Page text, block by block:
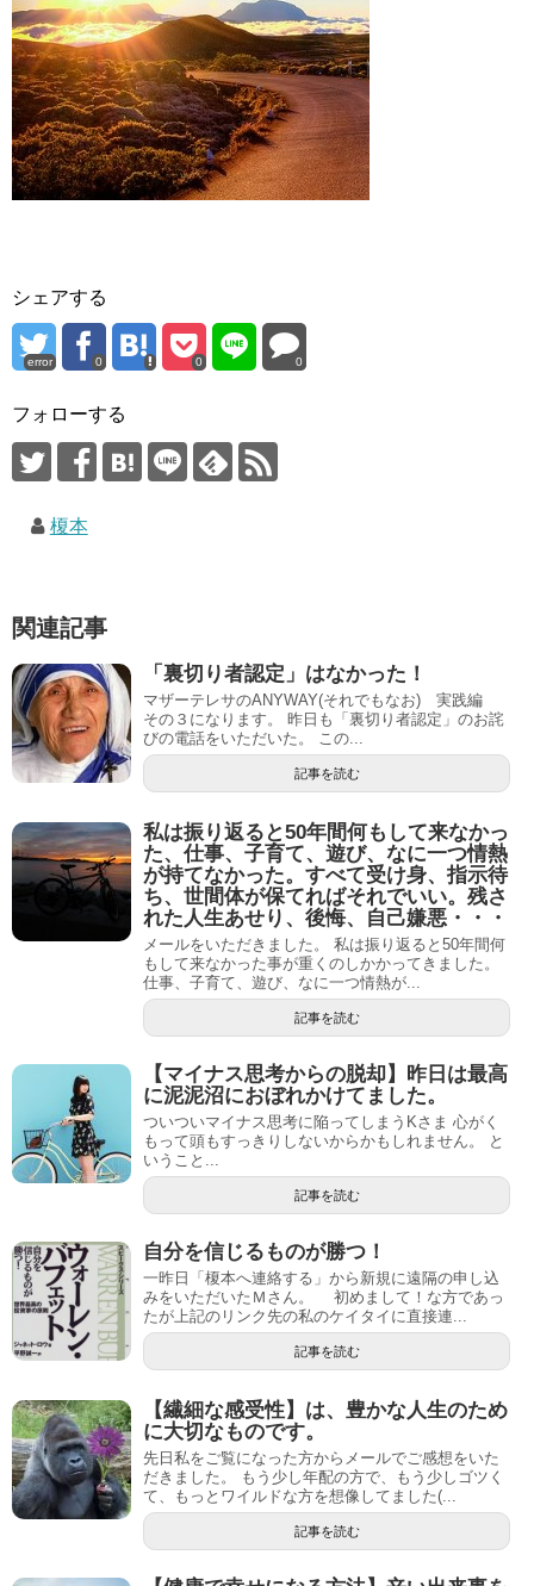
シェアする
error 0 0 0
フォローする
榎本
関連記事
「裏切り者認定」はなかった！
マザーテレサのANYWAY(それでもなお) 実践編
その３になります。 昨日も「裏切り者認定」のお詫
びの電話をいただいた。 この...
記事を読む
私は振り返ると50年間何もして来なかっ
た、仕事、子育て、遊び、なに一つ情熱
が持てなかった。すべて受け身、指示待
ち、世間体が保てればそれでいい。残さ
れた人生あせり、後悔、自己嫌悪・・・
メールをいただきました。 私は振り返ると50年間何
もして来なかった事が重くのしかかってきました。
仕事、子育て、遊び、なに一つ情熱が...
記事を読む
【マイナス思考からの脱却】昨日は最高
に泥泥沼におぼれかけてました。
ついついマイナス思考に陥ってしまうKさま 心がく
もって頭もすっきりしないからかもしれません。 と
いうこと...
記事を読む
自分を信じるものが勝つ！
一昨日「榎本へ連絡する」から新規に遠隔の申し込
みをいただいたＭさん。 初めまして！な方であっ
たが上記のリンク先の私のケイタイに直接連...
記事を読む
【繊細な感受性】は、豊かな人生のため
に大切なものです。
先日私をご覧になった方からメールでご感想をいた
だきました。 もう少し年配の方で、もう少しゴツく
て、もっとワイルドな方を想像してました(...
記事を読む